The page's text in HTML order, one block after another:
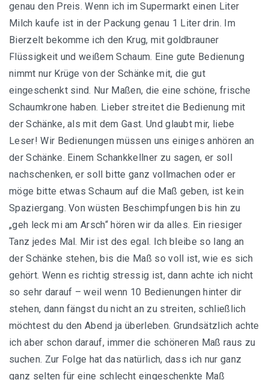
genau den Preis. Wenn ich im Supermarkt einen Liter
Milch kaufe ist in der Packung genau 1 Liter drin. Im
Bierzelt bekomme ich den Krug, mit goldbrauner
Flüssigkeit und weißem Schaum. Eine gute Bedienung
nimmt nur Krüge von der Schänke mit, die gut
eingeschenkt sind. Nur Maßen, die eine schöne, frische
Schaumkrone haben. Lieber streitet die Bedienung mit
der Schänke, als mit dem Gast. Und glaubt mir, liebe
Leser! Wir Bedienungen müssen uns einiges anhören an
der Schänke. Einem Schankkellner zu sagen, er soll
nachschenken, er soll bitte ganz vollmachen oder er
möge bitte etwas Schaum auf die Maß geben, ist kein
Spaziergang. Von wüsten Beschimpfungen bis hin zu
„geh leck mi am Arsch“ hören wir da alles. Ein riesiger
Tanz jedes Mal. Mir ist des egal. Ich bleibe so lang an
der Schänke stehen, bis die Maß so voll ist, wie es sich
gehört. Wenn es richtig stressig ist, dann achte ich nicht
so sehr darauf – weil wenn 10 Bedienungen hinter dir
stehen, dann fängst du nicht an zu streiten, schließlich
möchtest du den Abend ja überleben. Grundsätzlich achte
ich aber schon darauf, immer die schöneren Maß raus zu
suchen. Zur Folge hat das natürlich, dass ich nur ganz
ganz selten für eine schlecht eingeschenkte Maß